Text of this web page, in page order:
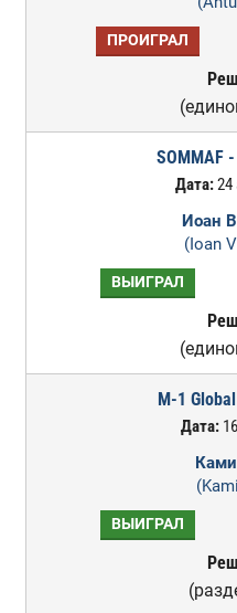
ПРОИГРАЛ
SOMMAF
Дата:24
Иоан
(Ioan
ВЫИГРАЛ
M-1
Дата:
ВЫИГРАЛ